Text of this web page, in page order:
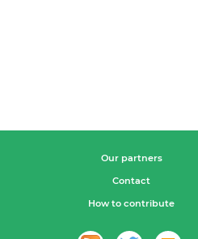
Our partners
Contact
How to contribute